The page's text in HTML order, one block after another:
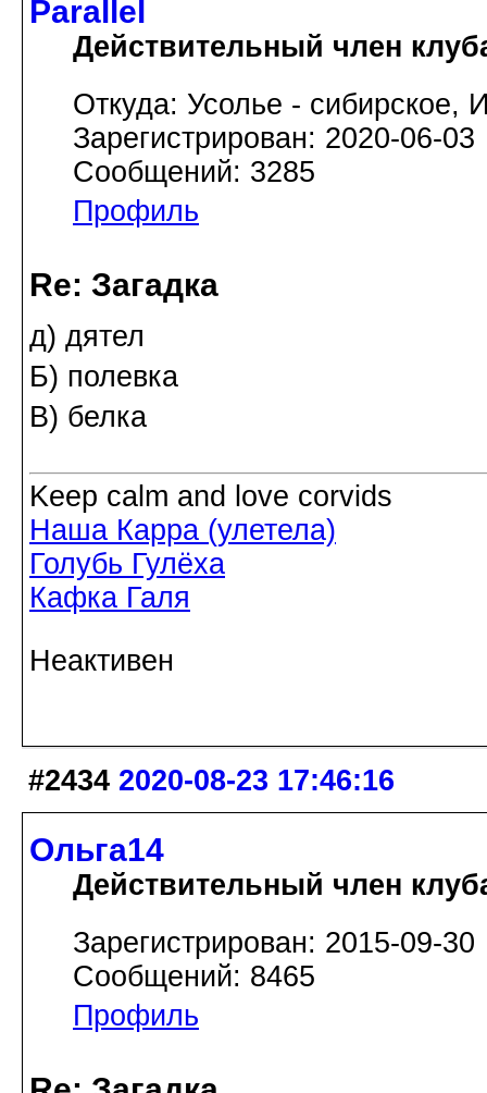
Parallel
Действительный член
Откуда: Усолье - сибирское,
Зарегистрирован: 2020-06-03
Сообщений: 3285
Профиль
Re: Загадка
д) дятел
Б) полевка
В) белка
Keep calm and love corvids
Наша Карра (улетела)
Голубь Гулёха
Кафка Галя
Неактивен
#2434 2020-08-23 17:46:16
Ольга14
Действительный член
Зарегистрирован: 2015-09-30
Сообщений: 8465
Профиль